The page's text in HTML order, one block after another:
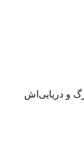
و دریایی‌اش